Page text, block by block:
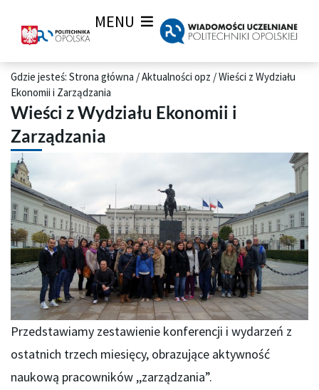
MENU
Gdzie jesteś: Strona główna /Aktualności opz /Wieści z Wydziału
Ekonomii i Zarządzania
Wieści z Wydziału Ekonomii i
Zarządzania
Przedstawiamy zestawienie konferencji i wydarzeń z
ostatnich trzech miesięcy, obrazujące aktywność
naukową pracowników ,,zarządzania”.